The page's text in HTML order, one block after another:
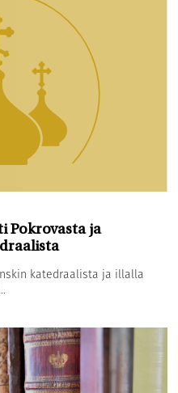
Pokrovasta ja
katedraalista ja illalla